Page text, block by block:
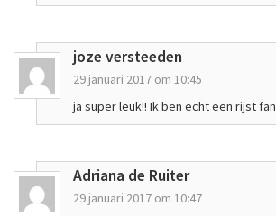
joze versteeden
29 januari 2017 om 10:45
ja super leuk!! Ik ben echt een rijst fan
Adriana de Ruiter
29 januari 2017 om 10:47